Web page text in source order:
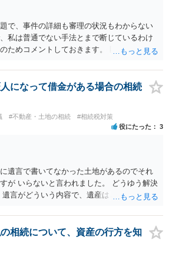
で、事件の詳細も審理の状況もわからない
私は普通でない手法とまで断じているわけ
ためコメントしておきます。 匿名の弁護士
ありますし、その場合には結局出さなけれ
いは、後に虚偽主張をしたと指摘されるリ
らそれを提出したことが事件処理として不適
てマイナスを与えたということまではいえ
のコミュニケーション含む微妙な問題であ
イスしづらい問題であるということはご理
になって借金がある場合の相続
#不動産・土地の相続 #相続税対策
役にたった 3
遺言で書いてなかった土地があるのでそれ
が いらないと言われました。 どうゆう解決
がどういう内容で、遺産はどれくらいあ
問に回答することは難しいです。 遺留分
遺留分は法改正により現金で支払うことに
ということで解決しない可能性はありま
いない土地は、遺産分割により、相手が
相続について、資産の行方を知